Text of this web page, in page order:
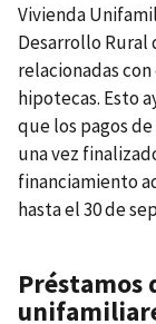
Vivienda
Desarrollo Rural
relacionadas con
hipotecas. Esto
que los pagos
una vez
financiamiento
hasta el 30 de
Préstamos